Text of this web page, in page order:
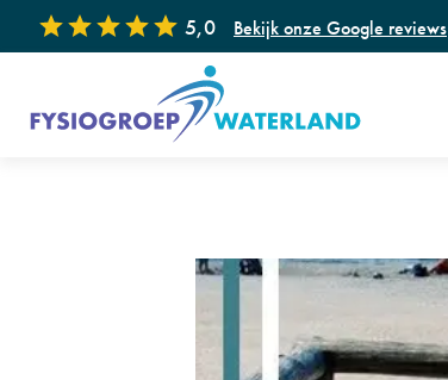
5,0 Bekijk onze Google reviews
Floor® Bevallingsvoorbereiding